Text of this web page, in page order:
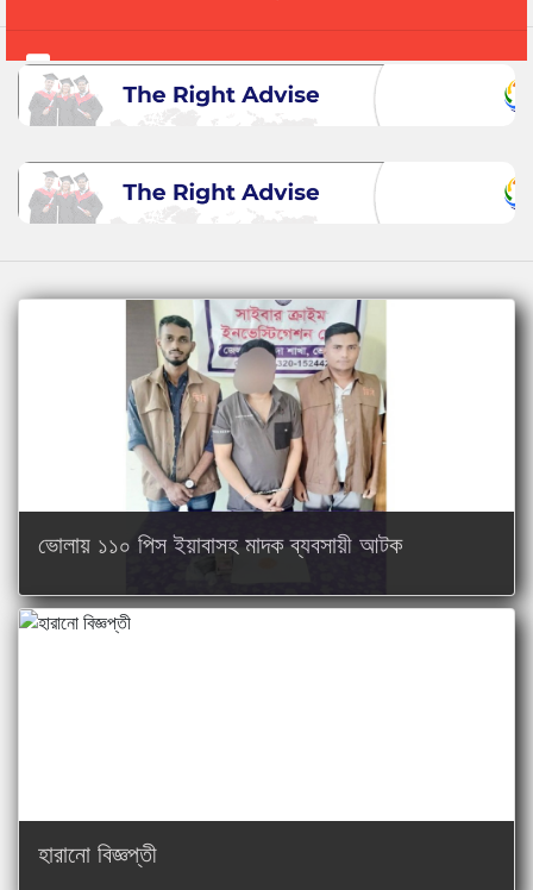
ভোলার পূর্ব ইলিশা ইউনিয়নে যৌতুক লোভী স্বামী মোকসে...
ভোলায় গৃহবধূ কারিমার রহস্যজনক মৃত্যু, সুষ্ঠু তদন্ত...
ভোলার কাচিয়ার ময়ফুল কর্তৃক মঞ্জুর, ফজলুর,রফিক ও...
ভোলার কাচিয়া সাহামাদার মাধ্যমিক বিদ্যালয়ের প্রতিষ্...
ভোলায় নিজাম-হাসিনা ফাউন্ডেশন হাসপাতাল পরিদর্শন করল...
ভোলায় ১১০ পিস ইয়াবাসহ মাদক ব্যবসায়ী আটক
হারানো বিজ্ঞপ্তী